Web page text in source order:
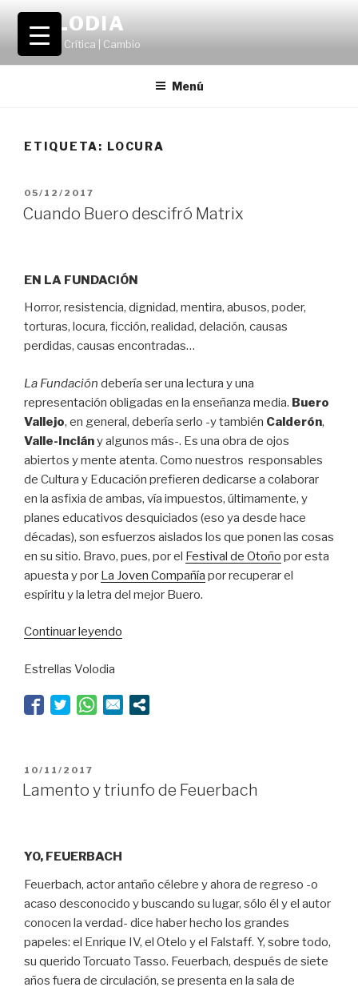
Saltar
contenido
VOLODIA
Teatro | Crítica | Cambio
Menú
ETIQUETA: LOCURA
PUBLICADO
EL
05/12/2017
Cuando Buero descifró Matrix
EN LA FUNDACIÓN
Horror, resistencia, dignidad, mentira, abusos, poder,
torturas, locura, ficción, realidad, delación, causas
perdidas, causas encontradas…
La Fundación debería ser una lectura y una
representación obligadas en la enseñanza media. Buero
Vallejo, en general, debería serlo -y también Calderón,
Valle-Inclány algunos más-. Es una obra de ojos
abiertos y mente atenta. Como nuestros responsables
de Cultura y Educación prefieren dedicarse a colaborar
en la asfixia de ambas, vía impuestos, últimamente, y
planes educativos desquiciados (eso ya desde hace
décadas), son esfuerzos aislados los que ponen las cosas
en su sitio. Bravo, pues, por el Festival de Otoño por esta
apuesta y por La Joven Compañía por recuperar el
espíritu y la letra del mejor Buero.
Continuar leyendo
Estrellas Volodia
PUBLICADO
EL
10/11/2017
Lamento y triunfo de Feuerbach
YO, FEUERBACH
Feuerbach, actor antaño célebre y ahora de regreso -o
acaso desconocido y buscando su lugar, sólo él y el autor
conocen la verdad- dice haber hecho los grandes
papeles: el Enrique IV, el Otelo y el Falstaff. Y, sobre todo,
su querido Torcuato Tasso. Feuerbach, después de siete
años fuera de circulación, se presenta en la sala de